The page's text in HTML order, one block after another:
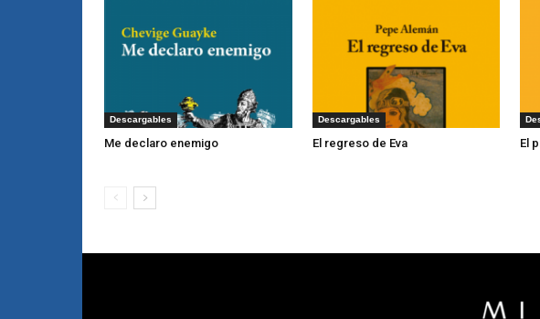
Descargables
Me declaro enemigo
Descargables
El regreso de Eva El